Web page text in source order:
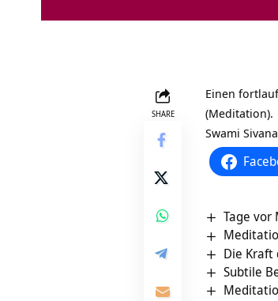
SHARE
Einen
(Meditation).
Swami
Tage vor
Die Kraft
Subtile